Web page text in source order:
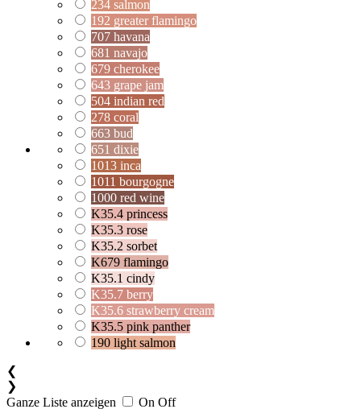
234 salmon
192 greater flamingo
707 havana
681 navajo
679 cherokee
643 grape jam
504 indian red
278 coral
663 bud
651 dixie
1013 inca
1011 bourgogne
1000 red wine
K35.4 princess
K35.3 rose
K35.2 sorbet
K679 flamingo
K35.1 cindy
K35.7 berry
K35.6 strawberry cream
K35.5 pink panther
190 light salmon
❮
❯
Ganze Liste anzeigen
On Off